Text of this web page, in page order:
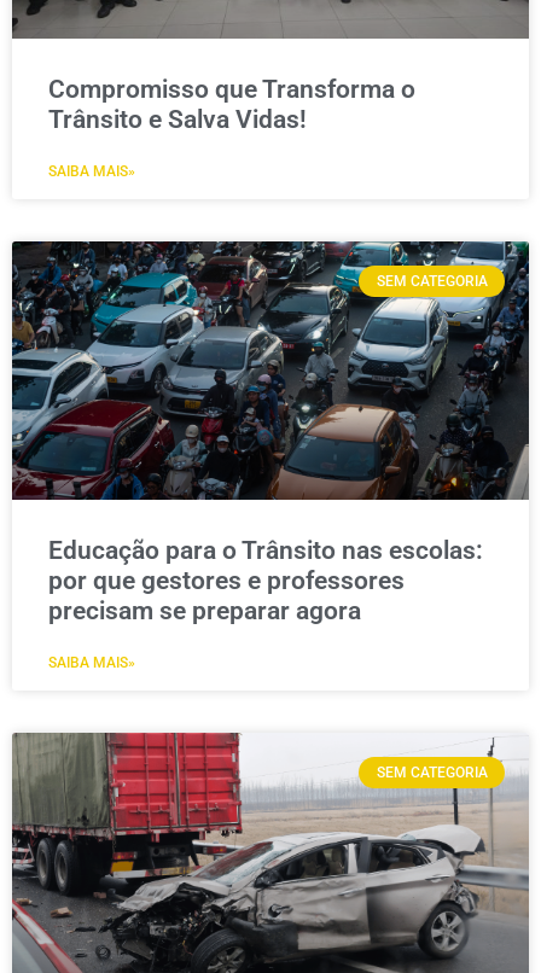
Compromisso que Transforma o
Trânsito e Salva Vidas!
SAIBA MAIS»
SEM CATEGORIA
Educação para o Trânsito nas escolas:
por que gestores e professores
precisam se preparar agora
SAIBA MAIS»
SEM CATEGORIA